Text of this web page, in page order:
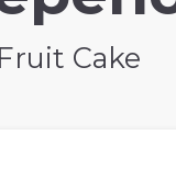
Cake